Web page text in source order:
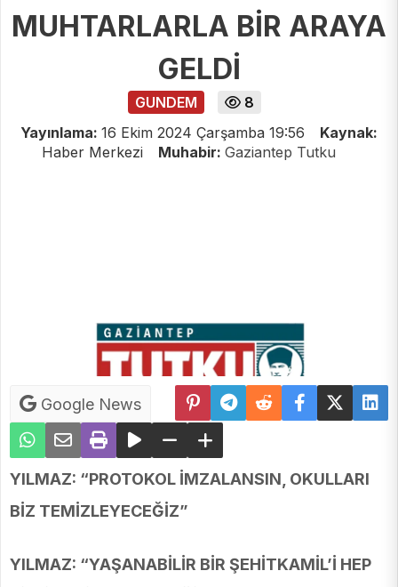
MUHTARLARLA BİR ARAYA
GELDİ
GUNDEM
8
Yayınlama: 16 Ekim 2024 Çarşamba 19:56
Kaynak:
Haber Merkezi
Muhabir: Gaziantep Tutku
Google News
YILMAZ: “PROTOKOL İMZALANSIN, OKULLARI
BİZ TEMİZLEYECEĞİZ”
YILMAZ: “YAŞANABİLİR BİR ŞEHİTKAMİL’İ HEP